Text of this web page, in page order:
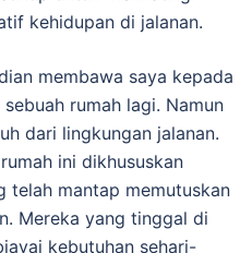
kehidupan di jalanan.
membawa saya kepada
rumah lagi. Namun
dari lingkungan jalanan.
ini dikhususkan
telah mantap memutuskan
Mereka yang tinggal di
kebutuhan sehari-